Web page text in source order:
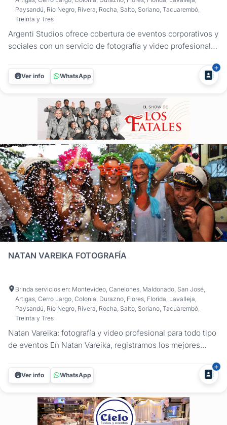
Paysandú, Río Negro, Rivera, Rocha, Salto, Soriano, Tacuarembó,
Treinta y Tres
Argenti Studios ofrece cobertura de eventos corporativos y
sociales con un servicio de fotografía y video profesional
lanzamientos de productos, aniversarios y fiestas de fin de
año con un enfoque técnico, puntual y adaptado
Ver info WhatsApp
NATAN VAREIKA FOTOGRAFÍA
Brinda servicios en: Montevideo, Canelones, Maldonado, San José,
Artigas, Cerro Largo, Colonia, Durazno, Flores, Florida, Lavalleja,
Paysandú, Río Negro, Rivera, Rocha, Salto, Soriano, Tacuarembó,
Treinta y Tres
Natan Vareika: fotografía y video profesional para todo tipo
de eventos En Natan Vareika, registramos los mejores
profesional y creativo. Ofrecemos fotografía y filmación
para todo tipo de fiestas y eventos, asegurando que cada
Ver info WhatsApp